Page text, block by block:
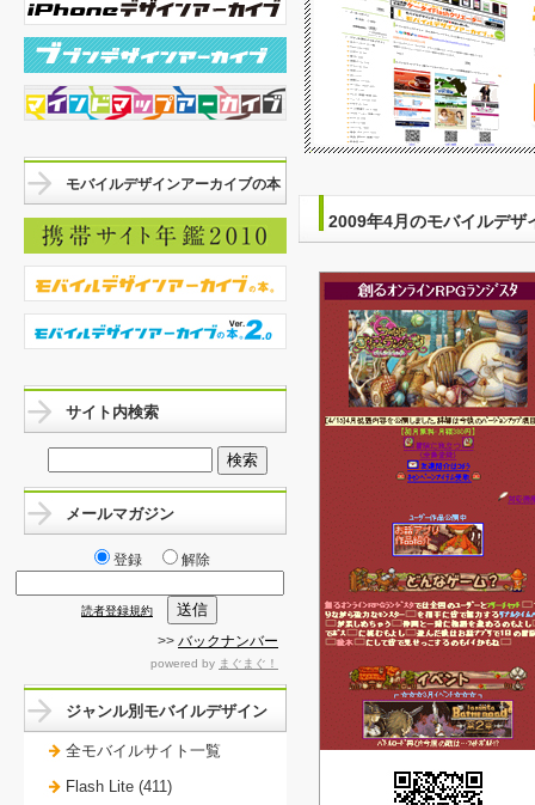
2009年4月のモバイルデザ
モバイルデザインアーカイブの本
サイト内検索
メールマガジン
登録 解除
読者登録規約
>> バックナンバー
powered by まぐまぐ！
ジャンル別モバイルデザイン
全モバイルサイト一覧
Flash Lite (411)